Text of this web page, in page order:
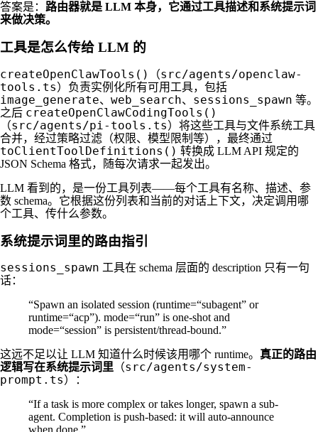
答案是： 路由器就是 LLM 本身，它通过工具描述和系统提示词
来做决策。
工具是怎么传给 LLM 的
createOpenClawTools() （src/agents/openclaw-
tools.ts）负责实例化所有可用工具，包括
image_generate、 web_search、 sessions_spawn 等。
之后 createOpenClawCodingTools()
（src/agents/pi-tools.ts）将这些工具与文件系统工具
合并，经过策略过滤（权限、模型限制等），最终通过
toClientToolDefinitions() 转换成 LLM API 规定的
JSON Schema 格式，随每次请求一起发出。
LLM 看到的，是一份工具列表——每个工具有名称、描述、参
数 schema。它根据这份列表和当前的对话上下文，决定调用哪
个工具、传什么参数。
系统提示词里的路由指引
sessions_spawn 工具在 schema 层面的 description 只有一句
话：
“Spawn an isolated session (runtime=“subagent” or
runtime=“acp”). mode=“run” is one-shot and
mode=“session” is persistent/thread-bound.”
这远不足以让 LLM 知道什么时候该用哪个 runtime。 真正的路由
逻辑写在系统提示词里 （src/agents/system-
prompt.ts）：
“If a task is more complex or takes longer, spawn a sub-
agent. Completion is push-based: it will auto-announce